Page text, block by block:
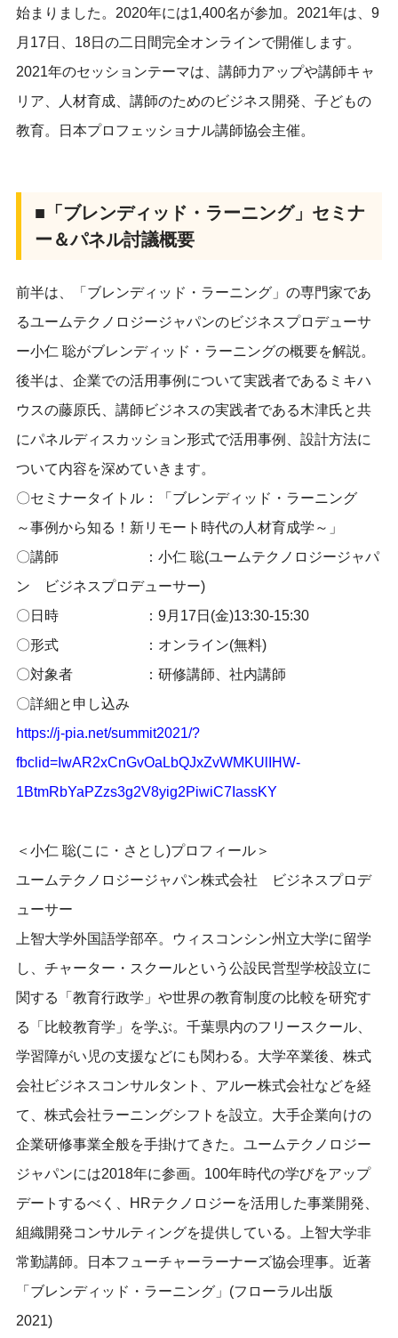
始まりました。2020年には1,400名が参加。2021年は、9
月17日、18日の二日間完全オンラインで開催します。
2021年のセッションテーマは、講師力アップや講師キャ
リア、人材育成、講師のためのビジネス開発、子どもの
教育。日本プロフェッショナル講師協会主催。
■「ブレンディッド・ラーニング」セミナ
ー＆パネル討議概要
前半は、「ブレンディッド・ラーニング」の専門家であ
るユームテクノロジージャパンのビジネスプロデューサ
ー小仁 聡がブレンディッド・ラーニングの概要を解説。
後半は、企業での活用事例について実践者であるミキハ
ウスの藤原氏、講師ビジネスの実践者である木津氏と共
にパネルディスカッション形式で活用事例、設計方法に
ついて内容を深めていきます。
〇セミナータイトル：「ブレンディッド・ラーニング
～事例から知る！新リモート時代の人材育成学～」
〇講師 ：小仁 聡(ユームテクノロジージャパ
ン ビジネスプロデューサー)
〇日時 ：9月17日(金)13:30-15:30
〇形式 ：オンライン(無料)
〇対象者 ：研修講師、社内講師
〇詳細と申し込み
https://j-pia.net/summit2021/?
fbclid=IwAR2xCnGvOaLbQJxZvWMKUlIHW-
1BtmRbYaPZzs3g2V8yig2PiwiC7IassKY
＜小仁 聡(こに・さとし)プロフィール＞
ユームテクノロジージャパン株式会社 ビジネスプロデ
ューサー
上智大学外国語学部卒。ウィスコンシン州立大学に留学
し、チャーター・スクールという公設民営型学校設立に
関する「教育行政学」や世界の教育制度の比較を研究す
る「比較教育学」を学ぶ。千葉県内のフリースクール、
学習障がい児の支援などにも関わる。大学卒業後、株式
会社ビジネスコンサルタント、アルー株式会社などを経
て、株式会社ラーニングシフトを設立。大手企業向けの
企業研修事業全般を手掛けてきた。ユームテクノロジー
ジャパンには2018年に参画。100年時代の学びをアップ
デートするべく、HRテクノロジーを活用した事業開発、
組織開発コンサルティングを提供している。上智大学非
常勤講師。日本フューチャーラーナーズ協会理事。近著
「ブレンディッド・ラーニング」(フローラル出版
2021)